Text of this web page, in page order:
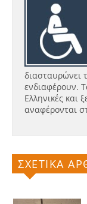
διασταυρώνει
ενδιαφέρουν.
Ελληνικές και
αναφέρονται
ΣΧΕΤΙΚΑ